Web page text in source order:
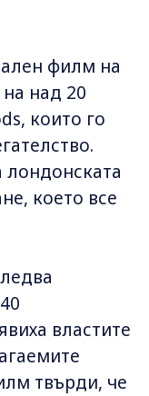
филм на
на над 20
които го
което все
властите
твърди, че